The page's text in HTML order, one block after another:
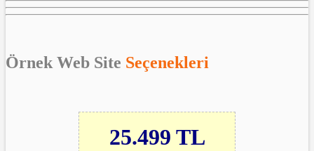
Örnek Web Site Seçenekleri
25.499 TL